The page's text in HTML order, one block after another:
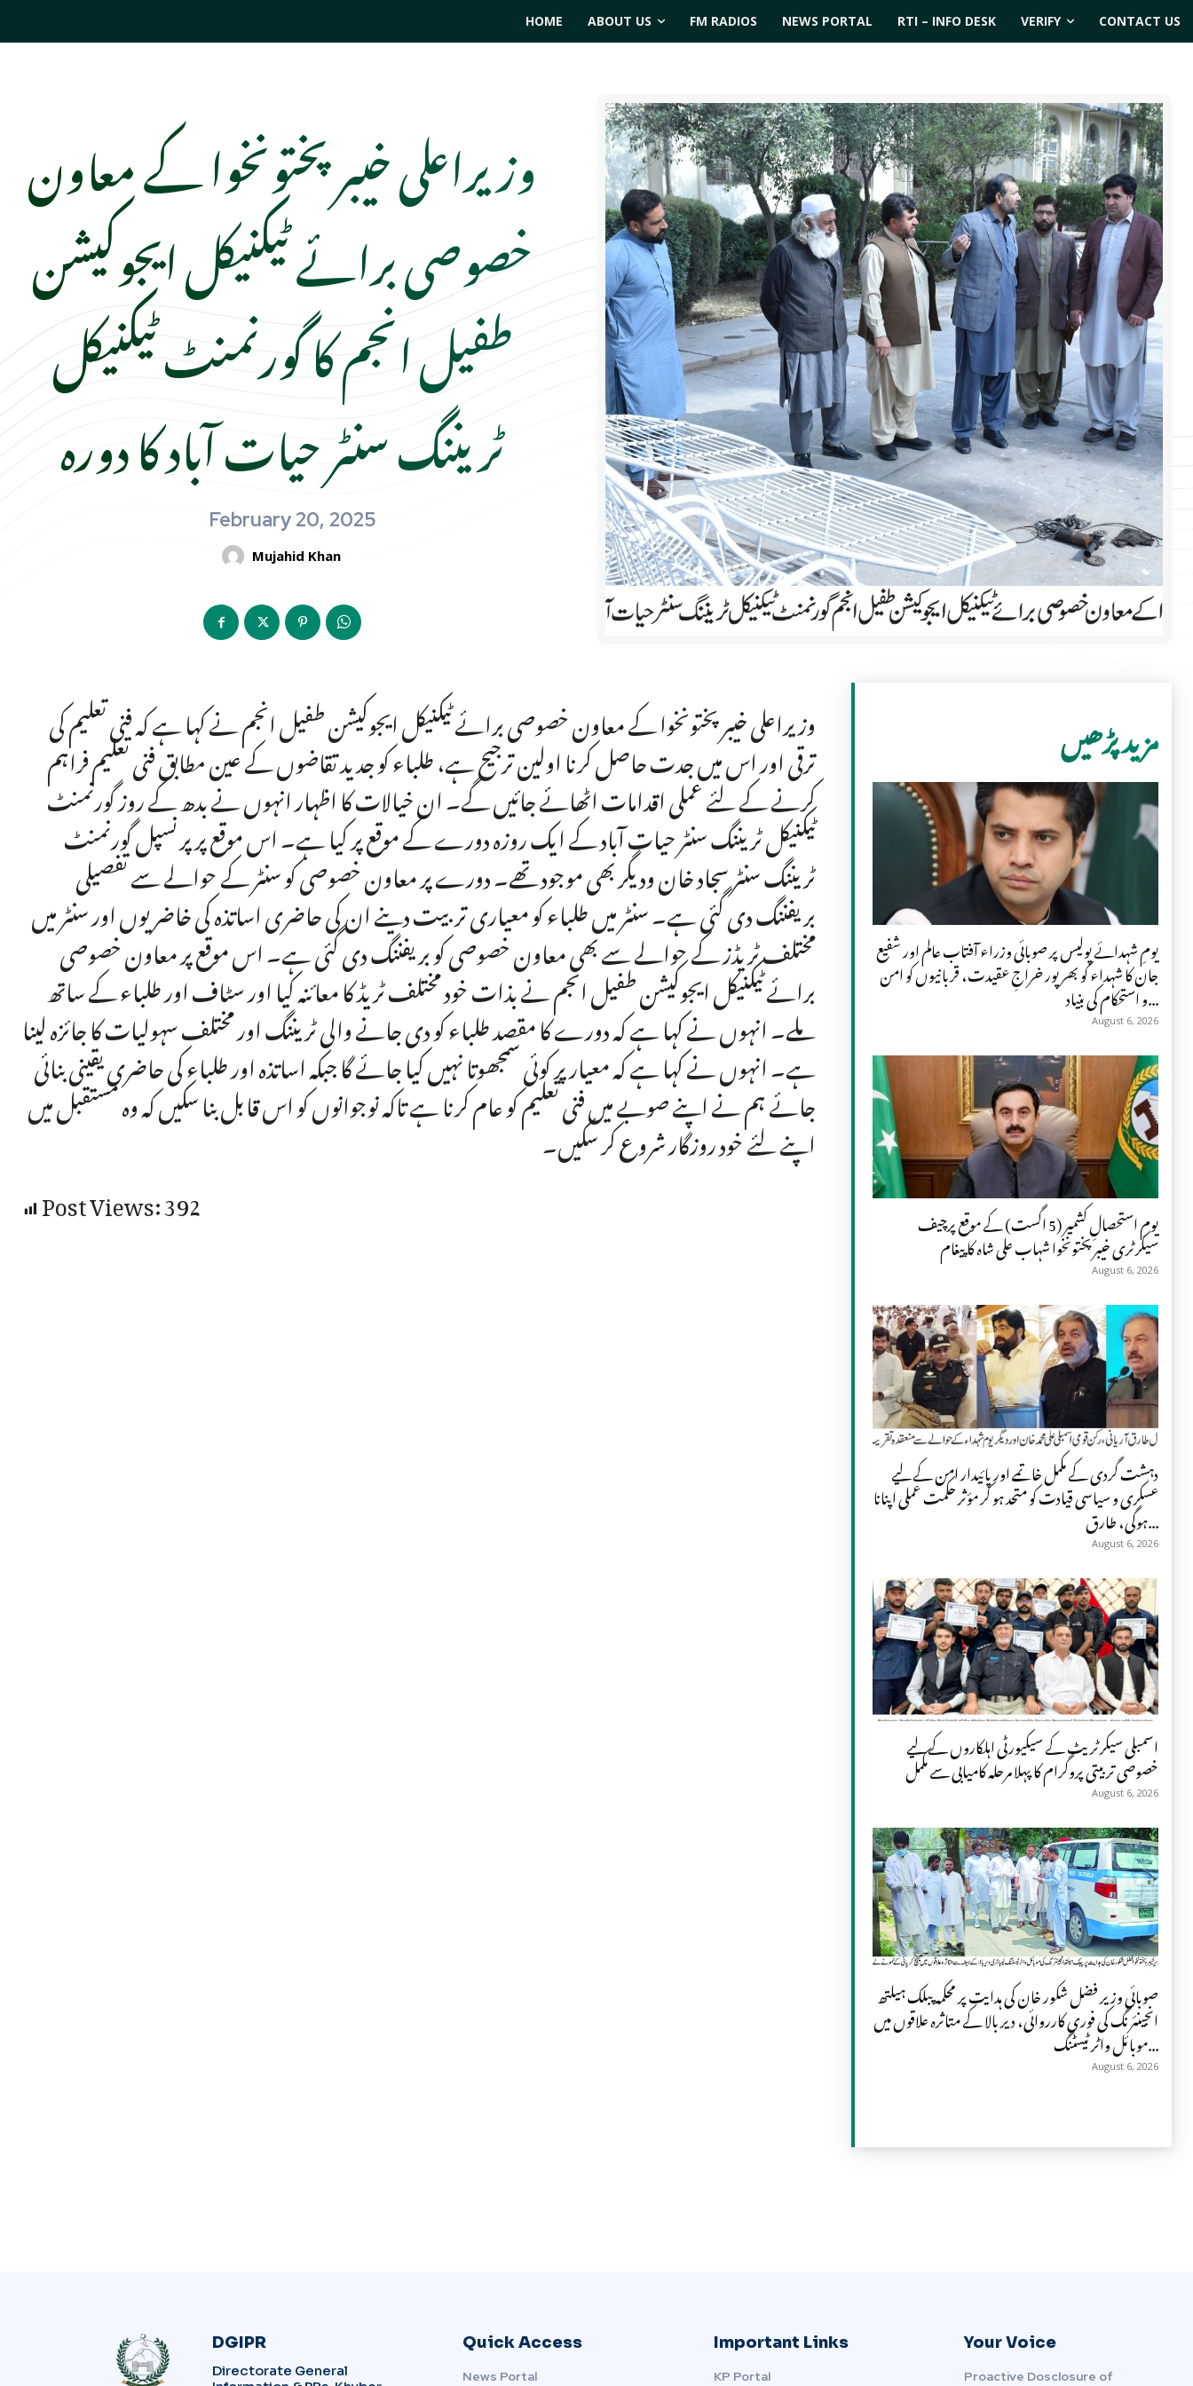
HOME ABOUT US FM RADIOS NEWS PORTAL RTI – INFO DESK VERIFY CONTACT US
وزیراعلی خیبرپختونخوا کے معاون
خصوصی برائے ٹیکنیکل ایجوکیشن
طفیل انجم کا گورنمنٹ ٹیکنیکل
ٹریننگ سنٹر حیات آباد کا دورہ
February 20, 2025
Mujahid Khan
وزیراعلی خیبرپختونخوا کے معاون خصوصی برائے ٹیکنیکل ایجوکیشن طفیل انجم نے کہا ہے کہ فنی تعلیم کی
ترقی اور اس میں جدت حاصل کرنا اولین ترجیح ہے، طلباء کو جدید تقاضوں کے عین مطابق فنی تعلیم فراہم
کرنے کے لئے عملی اقدامات اٹھائے جائیں گے۔ ان خیالات کا اظہار انہوں نے بدھ کے روز گورنمنٹ
ٹیکنیکل ٹریننگ سنٹر حیات آباد کے ایک روزہ دورے کے موقع پر کیا ہے۔ اس موقع پر پرنسپل گورنمنٹ
ٹریننگ سنٹر سجاد خان ودیگر بھی موجود تھے۔ دورے پر معاون خصوصی کو سنٹر کے حوالے سے تفصیلی
بریفننگ دی گئی ہے۔ سنٹر میں طلباء کو معیاری تربیت دینے ان کی حاضری اساتذہ کی خاضریوں اور سنٹر میں
مختلف ٹریڈز کے حوالے سے بھی معاون خصوصی کو بریفننگ دی گئی ہے۔ اس موقع پر معاون خصوصی
برائے ٹیکنیکل ایجوکیشن طفیل انجم نے بذات خود مختلف ٹریڈ کا معائنہ کیا اور سٹاف اور طلباء کے ساتھ
ملے۔ انہوں نے کہا ہے کہ دورے کا مقصد طلباء کو دی جانے والی ٹریننگ اور مختلف سہولیات کا جائزہ لینا
ہے۔ انہوں نے کہا ہے کہ معیار پر کوئی سمجھوتا نہیں کیا جائے گا جبکہ اساتذہ اور طلباء کی حاضری یقینی بنائی
جائے ہم نے اپنے صوبے میں فنی تعلیم کو عام کرنا ہے تاکہ نوجوانوں کو اس قابل بنا سکیں کہ وہ مستقبل میں
اپنے لئے خود روزگار شروع کر سکیں۔
Post Views:392
مزید پڑھیں
یومِ شہدائے پولیس پر صوبائی وزراء آفتاب عالم اور شفیع
جان کا شہداء کو بھرپور خراجِ عقیدت، قربانیوں کو امن
و استحکام کی بنیاد...
August 6, 2026
یومِ استحصالِ کشمیر (5 اگست) کے موقع پرچیف
سیکرٹری خیبر پختونخوا شہاب علی شاہ کا پیغام
August 6, 2026
دہشت گردی کے مکمل خاتمے اور پائیدار امن کے لیے
عسکری و سیاسی قیادت کو متحد ہو کر مؤثر حکمت عملی اپنانا
ہوگی، طارق...
August 6, 2026
اسمبلی سیکرٹریٹ کے سیکیورٹی اہلکاروں کے لیے
خصوصی تربیتی پروگرام کا پہلا مرحلہ کامیابی سے مکمل
August 6, 2026
صوبائی وزیر فضل شکور خان کی ہدایت پر محکمہ پبلک ہیلتھ
انجینئرنگ کی فوری کارروائی، دیر بالا کے متاثرہ علاقوں میں
موبائل واٹر ٹیسٹنگ...
August 6, 2026
DGIPR
Directorate General
Quick Access
News Portal
Important Links
KP Portal
Your Voice
Proactive Dosclosure of